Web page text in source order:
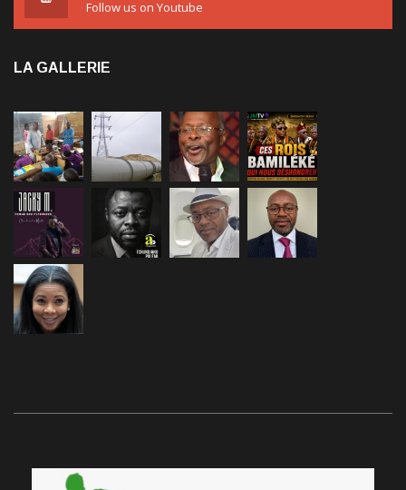
Follow us on Youtube
LA GALLERIE